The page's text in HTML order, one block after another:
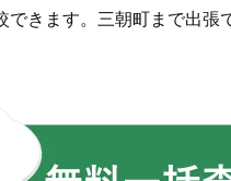
きます。三朝町まで出